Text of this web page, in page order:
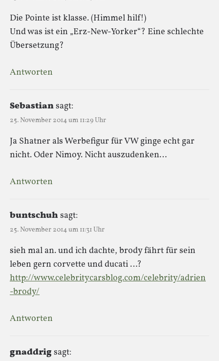
Die Pointe ist klasse. (Himmel hilf!)
Und was ist ein „Erz-New-Yorker“? Eine schlechte
Übersetzung?
Antworten
Sebastiansagt:
25. November 2014 um 11:29 Uhr
Ja Shatner als Werbefigur für VW ginge echt gar
nicht. Oder Nimoy. Nicht auszudenken…
Antworten
buntschuh sagt:
25. November 2014 um 11:31 Uhr
sieh mal an. und ich dachte, brody fährt für sein
leben gern corvette und ducati …?
http://www.celebritycarsblog.com/celebrity/adrien
-brody/
Antworten
gnaddrigsagt: